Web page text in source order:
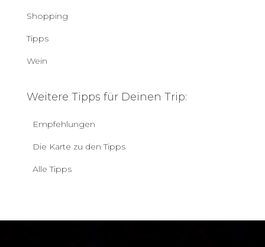
Shopping
Tipps
Wein
Weitere Tipps für Deinen Trip:
Empfehlungen
Die Karte zu den Tipps
Alle Tipps